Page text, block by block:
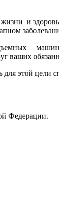
и
машин,
ваших
этой цели
Федерации.